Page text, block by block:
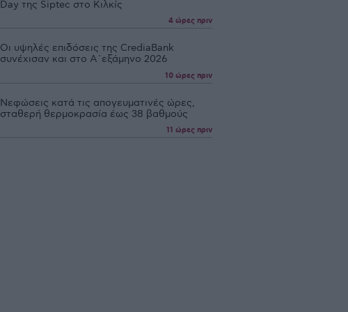
Day της Siptec στο Κιλκίς
4 ώρες πριν
Οι υψηλές επιδόσεις της CrediaBank
συνέχισαν και στο Α΄εξάμηνο 2026
10 ώρες πριν
Νεφώσεις κατά τις απογευματινές ώρες,
σταθερή θερμοκρασία έως 38 βαθμούς
11 ώρες πριν